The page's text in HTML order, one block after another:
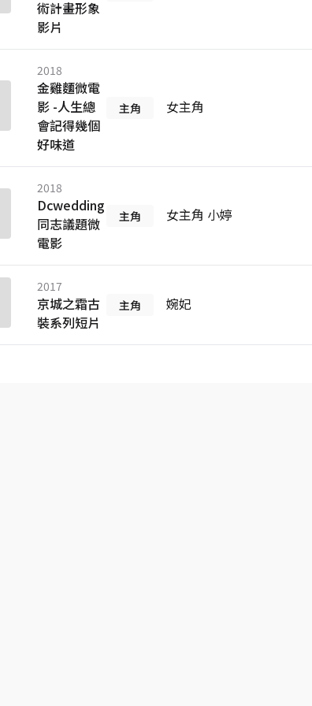
術計畫形象
影片
2018
金雞麵微電
影 -人生總
會記得幾個
好味道
主角 女主角
2018
Dcwedding
同志議題微
電影
主角 女主角 小婷
2017
京城之霜古
裝系列短片
主角 婉妃